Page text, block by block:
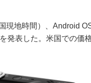
地時間）、Android
発表した。米国での価